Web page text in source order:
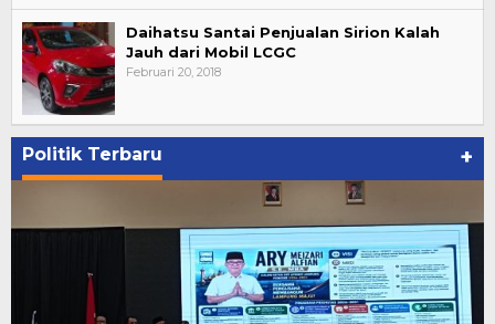
Daihatsu Santai Penjualan Sirion Kalah
Jauh dari Mobil LCGC
Februari 20, 2018
Politik Terbaru +